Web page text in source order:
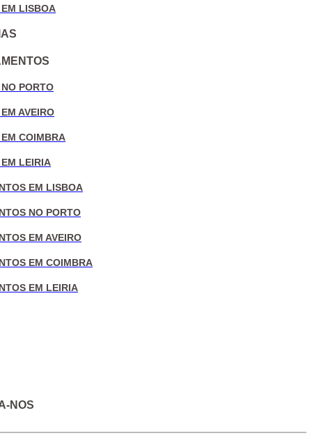
LISBOA
PORTO
AVEIRO
COIMBRA
LEIRIA
EM LISBOA
NO PORTO
EM AVEIRO
EM COIMBRA
EM LEIRIA
NOS